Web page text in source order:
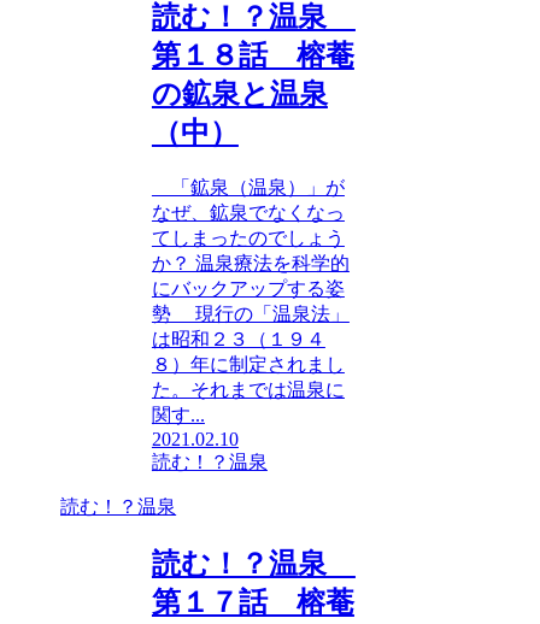
読む！？温泉
第１８話 榕菴
の鉱泉と温泉
（中）
「鉱泉（温泉）」が
なぜ、鉱泉でなくなっ
てしまったのでしょう
か？ 温泉療法を科学的
にバックアップする姿
勢 現行の「温泉法」
は昭和２３（１９４
８）年に制定されまし
た。それまでは温泉に
関す...
2021.02.10
読む！？温泉
読む！？温泉
読む！？温泉
第１７話 榕菴